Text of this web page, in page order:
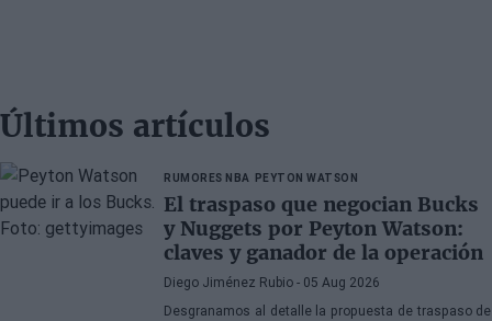
Últimos artículos
RUMORES NBA PEYTON WATSON
El traspaso que negocian Bucks
y Nuggets por Peyton Watson:
claves y ganador de la operación
Diego Jiménez Rubio - 05 Aug 2026
Desgranamos al detalle la propuesta de traspaso de